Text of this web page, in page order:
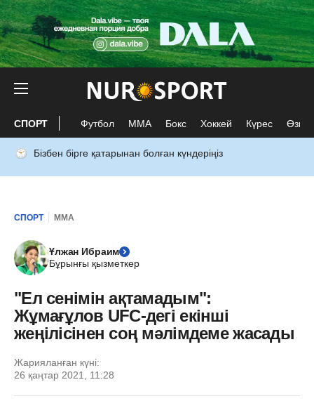
СПОРТ Футбол ММА Бокс Хоккей Күрес Өзге
Бізбен бірге қатарынан болған күндеріңіз
СПОРТ ММА
Ұлжан Ибраим
Бұрынғы қызметкер
"Ел сенімін ақтамадым":
Жұмағұлов UFC-дегі екінші
жеңілісінен соң мәлімдеме жасады
Жарияланған күні:
26 қаңтар 2021, 11:28